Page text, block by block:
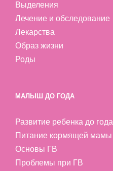
Выделения
Лечение и обследование
Лекарства
Образ жизни
Роды
МАЛЫШ ДО ГОДА
Развитие ребенка до года
Питание кормящей мамы
Основы ГВ
Проблемы при ГВ